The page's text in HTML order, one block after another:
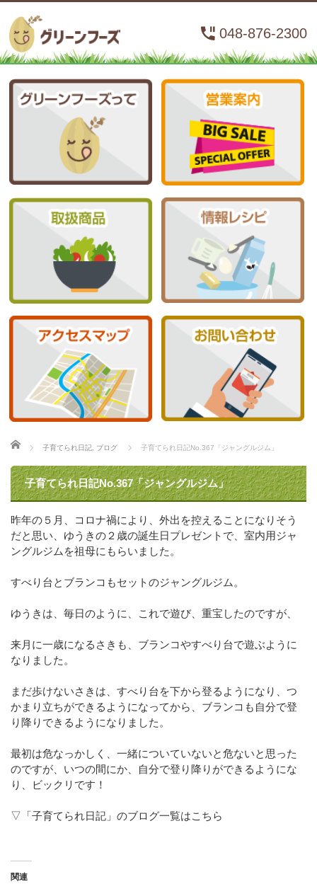
048-876-2300
ホーム
子育てられ日記 ブログ 子育てられ日記No.367「ジャングルジム」
子育てられ日記No.367「ジャングルジム」
昨年の５月、コロナ禍により、外出を控えることになりそう
だと思い、ゆうきの２歳の誕生日プレゼントで、室内用ジャ
ングルジムを祖母にもらいました。
すべり台とブランコもセットのジャングルジム。
ゆうきは、毎日のように、これで遊び、重宝したのですが、
来月に一歳になるさきも、ブランコやすべり台で遊ぶように
なりました。
まだ歩けないさきは、すべり台を下から登るようになり、つ
かまり立ちができるようになってから、ブランコも自分で登
り降りできるようになりました。
最初は危なっかしく、一緒についていないと危ないと思った
のですが、いつの間にか、自分で登り降りができるようにな
り、ビックリです！
▽「子育てられ日記」のブログ一覧はこちら
関連